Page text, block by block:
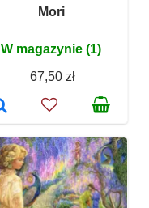
Mori
W magazynie (1)
67,50 zł